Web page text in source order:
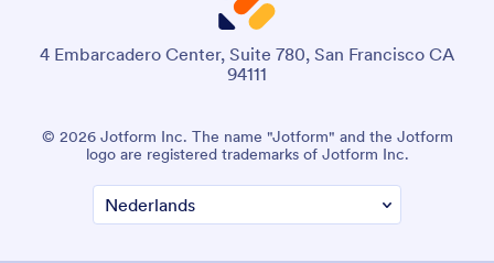
4 Embarcadero Center, Suite 780, San Francisco CA
94111
© 2026 Jotform Inc. The name "Jotform" and the Jotform
logo are registered trademarks of Jotform Inc.